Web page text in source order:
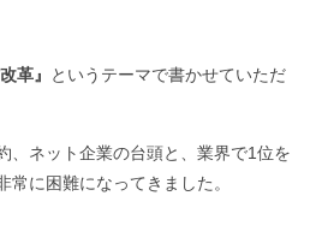
革』 というテーマで書かせていただ
、ネット企業の台頭と、業界で1位を
常に困難になってきました。